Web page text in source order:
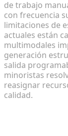
de trabajo
con frecuencia
limitaciones de
actuales están
multimodales
generación
salida
minoristas
reasignar
calidad.